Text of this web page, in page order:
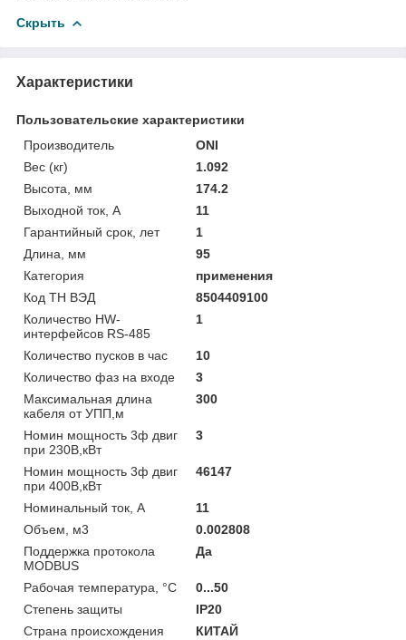
Скрыть
Характеристики
Пользовательские характеристики
Производитель
ONI
Вес (кг)
1.092
Высота, мм
174.2
Выходной ток, А
11
Гарантийный срок, лет
1
Длина, мм
95
Категория
применения
Код ТН ВЭД
8504409100
Количество HW-
интерфейсов RS-485
1
Количество пусков в час
10
Количество фаз на входе
3
Максимальная длина
кабеля от УПП,м
300
Номин мощность 3ф двиг
при 230В,кВт
3
Номин мощность 3ф двиг
при 400В,кВт
46147
Номинальный ток, А
11
Объем, м3
0.002808
Поддержка протокола
MODBUS
Да
Рабочая температура, °C
0...50
Степень защиты
IP20
Страна происхождения
КИТАЙ